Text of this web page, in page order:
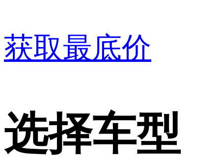
获取最底价
选择车型